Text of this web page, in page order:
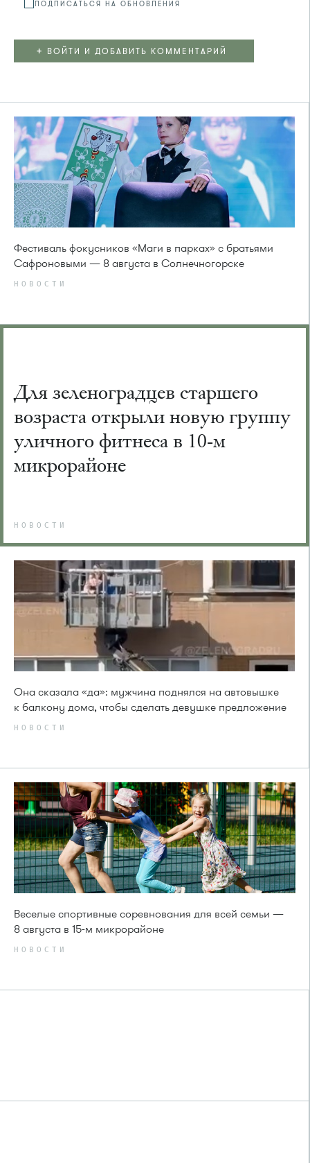
ПОДПИСАТЬСЯ НА ОБНОВЛЕНИЯ
+ ВОЙТИ И ДОБАВИТЬ КОММЕНТАРИЙ
Фестиваль фокусников «Маги в парках» с братьями
Сафроновыми — 8 августа в Солнечногорске
НОВОСТИ
Для зеленоградцев старшего
возраста открыли новую группу
уличного фитнеса в 10-м
микрорайоне
НОВОСТИ
Она сказала «да»: мужчина поднялся на автовышке
к балкону дома, чтобы сделать девушке предложение
НОВОСТИ
Веселые спортивные соревнования для всей семьи —
8 августа в 15-м микрорайоне
НОВОСТИ